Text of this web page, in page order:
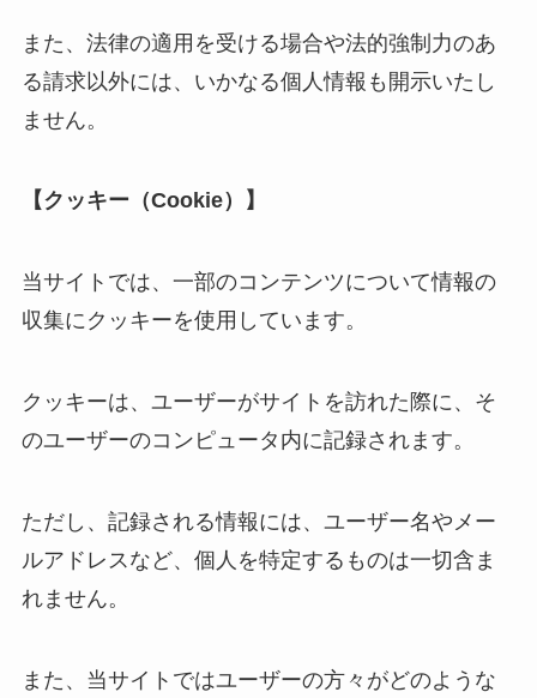
また、法律の適用を受ける場合や法的強制力のあ
る請求以外には、いかなる個人情報も開示いたし
ません。
【クッキー（Cookie）】
当サイトでは、一部のコンテンツについて情報の
収集にクッキーを使用しています。
クッキーは、ユーザーがサイトを訪れた際に、そ
のユーザーのコンピュータ内に記録されます。
ただし、記録される情報には、ユーザー名やメー
ルアドレスなど、個人を特定するものは一切含ま
れません。
また、当サイトではユーザーの方々がどのような